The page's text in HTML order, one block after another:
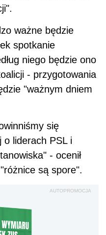
ważne będzie
spotkanie
niego będzie ono
- przygotowania
"ważnym dniem
się
o liderach PSL i
- ocenił
są spore".
AUTOPROMOCJA